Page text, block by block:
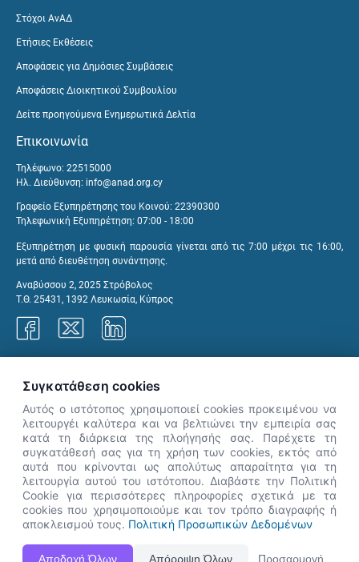
Στόχοι ΑνΑΔ
Ετήσιες Εκθέσεις
Αποφάσεις για Δημόσιες Συμβάσεις
Αποφάσεις Διοικητικού Συμβουλίου
Δείτε προηγούμενα Ενημερωτικά Δελτία
Επικοινωνία
Τηλέφωνο: 22515000
Ηλ. Διεύθυνση: info@anad.org.cy
Γραφείο Εξυπηρέτησης του Κοινού: 22390300
Τηλεφωνική Εξυπηρέτηση: 07:00 - 18:00
Εξυπηρέτηση με φυσική παρουσία γίνεται από τις 7:00 μέχρι τις 16:00,
μετά από διευθέτηση συνάντησης.
Αναβύσσου 2, 2025 Στρόβολος
Τ.Θ. 25431, 1392 Λευκωσία, Κύπρος
Η Ιστοσελίδα ΑνΑΔ είναι πλήρως συμβατή με τις νεότερες εκδόσεις, Google Chrome, Mozilla Firefox,
👋 Καλώς ήρθες! Είμαι η Νόησις.
Πες μου πώς μπορώ να σε βοηθήσω
σήμερα.
Συγκατάθεση cookies
Αυτός ο ιστότοπος χρησιμοποιεί cookies προκειμένου να
λειτουργέι καλύτερα και να βελτιώνει την εμπειρία σας
κατά τη διάρκεια της πλοήγησής σας. Παρέχετε τη
συγκατάθεσή σας για τη χρήση των cookies, εκτός από
αυτά που κρίνονται ως απολύτως απαραίτητα για τη
λειτουργία αυτού του ιστότοπου. Διαβάστε την Πολιτική
Cookie για περισσότερες πληροφορίες σχετικά με τα
cookies που χρησιμοποιούμε και τον τρόπο διαγραφής ή
αποκλεισμού τους. Πολιτική Προσωπικών Δεδομένων
Αποδοχή Όλων Απόρριψη Όλων Προσαρμογή